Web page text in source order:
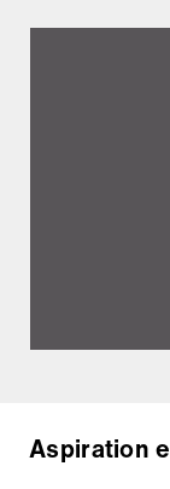
Aspiration